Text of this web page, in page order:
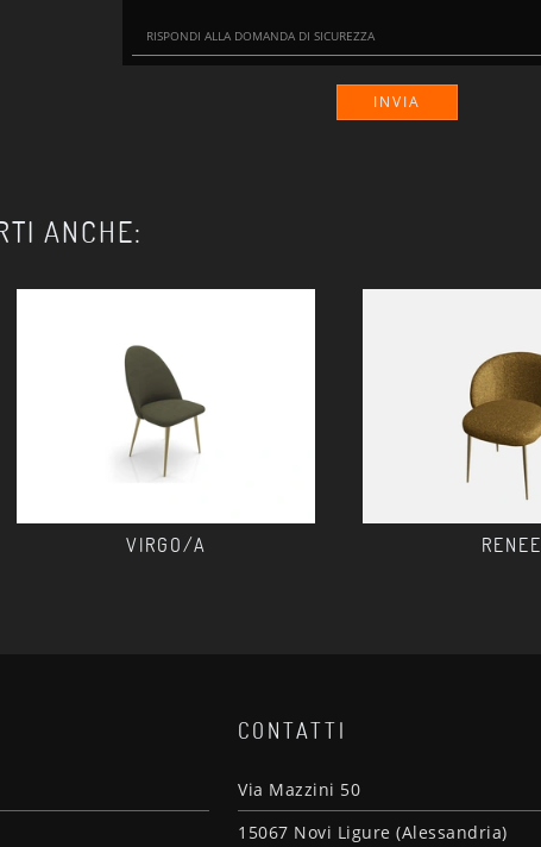
INVIA
ANCHE:
VIRGO/A RENEE
CONTATTI
Via Mazzini 50
15067 Novi Ligure (Alessandria)